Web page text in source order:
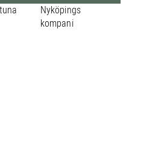
Nyköpings
kompani